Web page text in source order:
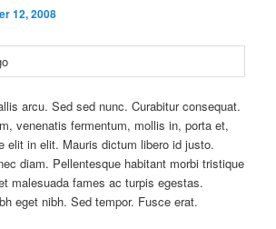
12, 2008
arcu. Sed sed nunc. Curabitur consequat.
venenatis fermentum, mollis in, porta et,
elit in elit. Mauris dictum libero id justo.
diam. Pellentesque habitant morbi tristique
malesuada fames ac turpis egestas.
eget nibh. Sed tempor. Fusce erat.